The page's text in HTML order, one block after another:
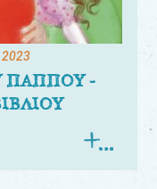
2023
ΠΑΠΠΟΥ -